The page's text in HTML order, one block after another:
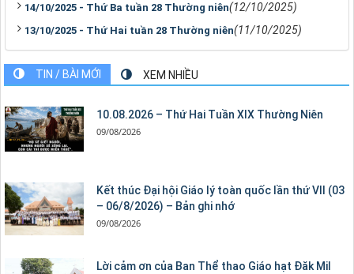
14/10/2025 - Thứ Ba tuần 28 Thường niên(12/10/2025)
13/10/2025 - Thứ Hai tuần 28 Thường niên(11/10/2025)
TIN / BÀI MỚI XEM NHIỀU
10.08.2026 – Thứ Hai Tuần XIX Thường Niên
09/08/2026
Kết thúc Đại hội Giáo lý toàn quốc lần thứ VII (03
– 06/8/2026) – Bản ghi nhớ
09/08/2026
Lời cảm ơn của Ban Thể thao Giáo hạt Đăk Mil